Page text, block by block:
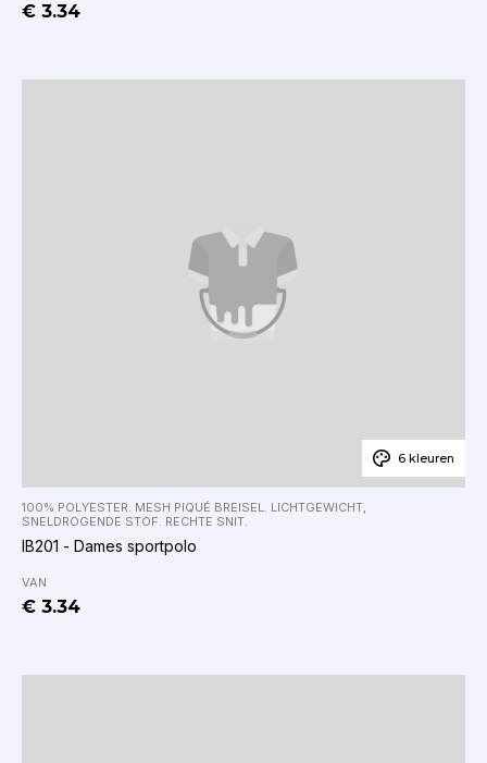
€ 3.34
6 kleuren
100% POLYESTER. MESH PIQUÉ BREISEL. LICHTGEWICHT,
SNELDROGENDE STOF. RECHTE SNIT.
IB201 - Dames sportpolo
VAN
€ 3.34